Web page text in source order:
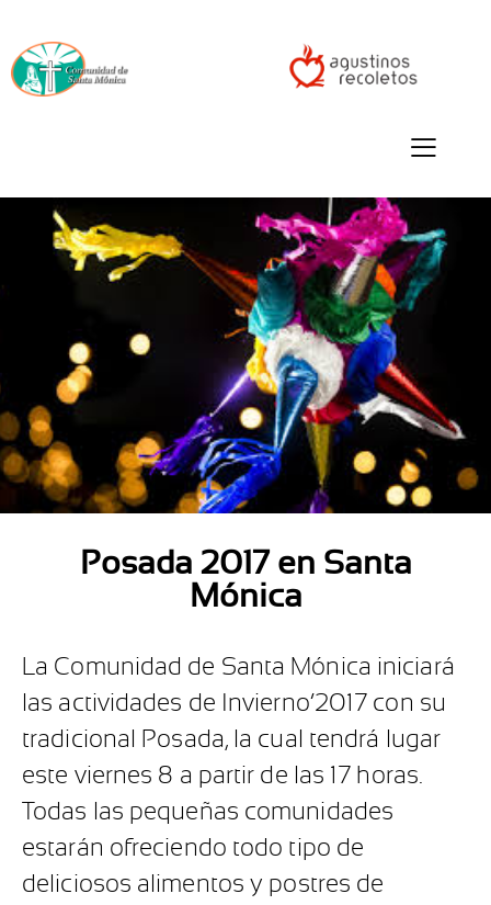
Posada 2017 en Santa
Mónica
La Comunidad de Santa Mónica iniciará
las actividades de Invierno’2017 con su
tradicional Posada, la cual tendrá lugar
este viernes 8 a partir de las 17 horas.
Todas las pequeñas comunidades
estarán ofreciendo todo tipo de
deliciosos alimentos y postres de